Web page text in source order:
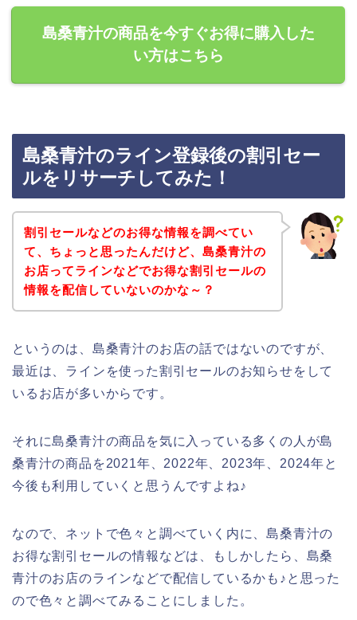
島桑青汁の商品を今すぐお得に購入した
い方はこちら
島桑青汁のライン登録後の割引セー
ルをリサーチしてみた！
割引セールなどのお得な情報を調べてい
て、ちょっと思ったんだけど、島桑青汁の
お店ってラインなどでお得な割引セールの
情報を配信していないのかな～？
というのは、島桑青汁のお店の話ではないのですが、
最近は、ラインを使った割引セールのお知らせをして
いるお店が多いからです。
それに島桑青汁の商品を気に入っている多くの人が島
桑青汁の商品を2021年、2022年、2023年、2024年と
今後も利用していくと思うんですよね♪
なので、ネットで色々と調べていく内に、島桑青汁の
お得な割引セールの情報などは、もしかしたら、島桑
青汁のお店のラインなどで配信しているかも♪と思った
ので色々と調べてみることにしました。